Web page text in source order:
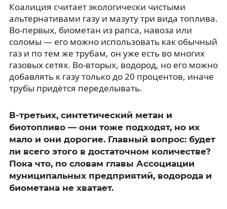
Коалиция считает экологически чистыми
альтернативами газу и мазуту три вида топлива.
Во-первых, биометан из рапса, навоза или
соломы — его можно использовать как обычный
газ и по тем же трубам, он уже есть во многих
газовых сетях. Во-вторых, водород, но его можно
добавлять к газу только до 20 процентов, иначе
трубы придётся переделывать.
В-третьих, синтетический метан и
биотопливо — они тоже подходят, но их
мало и они дорогие. Главный вопрос: будет
ли всего этого в достаточном количестве?
Пока что, по словам главы Ассоциации
муниципальных предприятий, водорода и
биометана не хватает.